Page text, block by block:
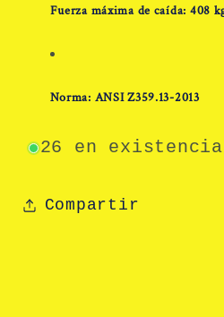
Fuerza máxima de caída: 408
Norma: ANSI Z359.13-2013
26 en
Compartir